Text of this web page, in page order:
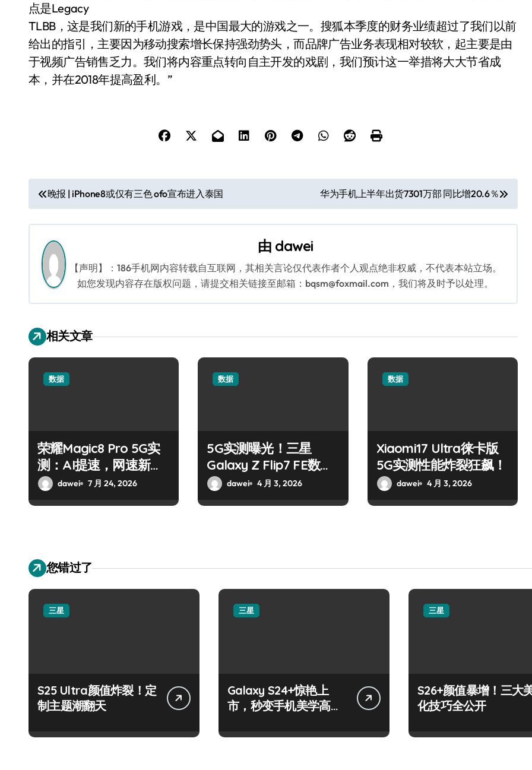
点是Legacy
TLBB，这是我们新的手机游戏，是中国最大的游戏之一。搜狐本季度的财务业绩超过了我们以前
给出的指引，主要因为移动搜索增长保持强劲势头，而品牌广告业务表现相对较软，起主要是由
于视频广告销售乏力。我们将内容重点转向自主开发的戏剧，我们预计这一举措将大大节省成
本，并在2018年提高盈利。”
文
章
导
航
晚报 | iPhone8或仅有三色 ofo宣布进入泰国 华为手机上半年出货7301万部 同比增20.6％
由 dawei
【声明】：186手机网内容转载自互联网，其相关言论仅代表作者个人观点绝非权威，不代表本站立场。
如您发现内容存在版权问题，请提交相关链接至邮箱：bqsm@foxmail.com，我们将及时予以处理。
相关文章
数据
荣耀Magic8 Pro 5G实
测：AI提速，网速新巅
峰
dawei 7 月 24, 2026
数据
5G实测曝光！三星
Galaxy Z Flip7 FE数据
大起底
dawei 4 月 3, 2026
数据
Xiaomi17 Ultra徕卡版
5G实测性能炸裂狂飙！
dawei 4 月 3, 2026
您错过了
三星
S25 Ultra颜值炸裂！定
制主题潮翻天
三星
Galaxy S24+惊艳上
市，秒变手机美学高
三星
S26+颜值暴增！三大
化技巧全公开